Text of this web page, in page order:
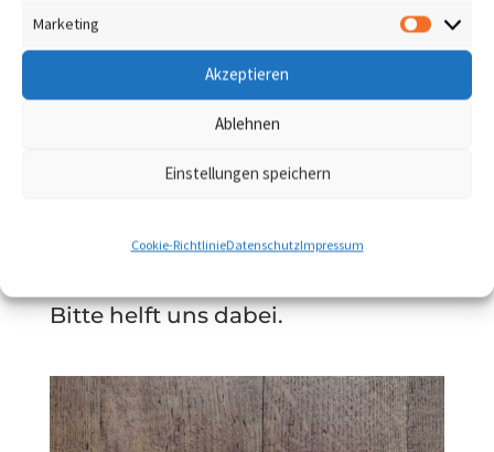
Marketing
Akzeptieren
Ablehnen
Einstellungen speichern
Cookie-RichtlinieDatenschutzImpressum
Die Bilder aus der Ukraine erschüt­tern uns alle zutiefst.
geschickt, die wir kaum ertra­gen können.
Das geht allerd­ings nur mit Eur­er Unterstützung.
Bitte helft uns dabei.